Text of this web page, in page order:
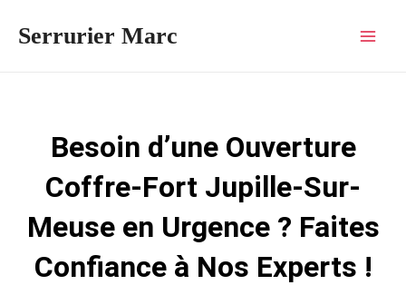
Serrurier Marc
Besoin d’une Ouverture
Coffre-Fort Jupille-Sur-
Meuse en Urgence ? Faites
Confiance à Nos Experts !